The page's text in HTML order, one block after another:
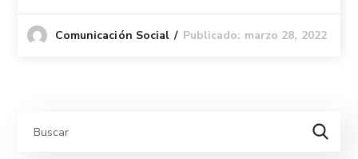
Comunicación Social Publicado: marzo 28, 2022